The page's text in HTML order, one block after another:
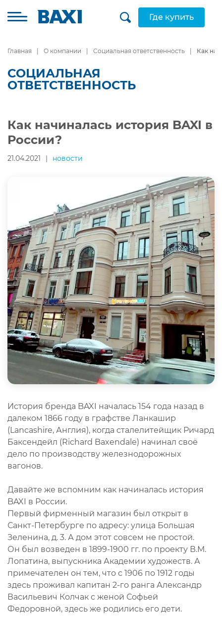
Где купить
Главная О компании Социальная ответственность Как
СОЦИАЛЬНАЯ
ОТВЕТСТВЕННОСТЬ
Как начиналась история BAXI в
России?
21.04.2021 | новости
История бренда BAXI началась 154 года назад в
далеком 1866 году в графстве Ланкашир
(Lancashire, Англия), когда сталелитейщик Ричард
Баксендейл (Richard Baxendale) начинал своё
дело по производству железнодорожных
вагонов.
Давайте же вспомним как начиналась история
BAXI в России.
Первый фирменный магазин был открыт в
Санкт-Петербурге по адресу: улица Большая
Зеленина, д. 3. А дом этот совсем не простой.
Он был возведен в 1899-1900 гг. по проекту В.М.
Лопатина, выпускника Академии художеств. А
примечателен он тем, что с 1906 по 1912 годы
здесь проживал капитан 2-го ранга Александр
Васильевич Колчак с женой Софьей
Федоровной, здесь же родились его дети.